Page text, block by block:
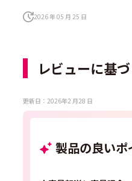
2026 年 05 月 25 日
レビューに基
更新日：2026年2 月28 日
製品の良いポ